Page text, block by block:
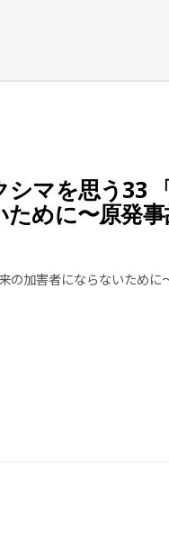
シマを思う33
めに〜原発
の加害者にならないため